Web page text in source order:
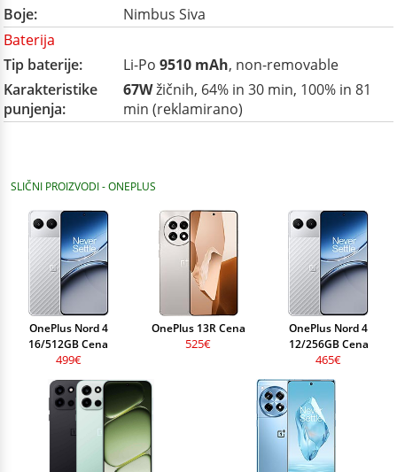
Boje:
Nimbus Siva
Baterija
Tip baterije:
Li-Po 9510 mAh, non-removable
Karakteristike
punjenja:
67Wžičnih, 64% in 30 min, 100% in 81
min (reklamirano)
SLIČNI PROIZVODI - ONEPLUS
OnePlus Nord 4
16/512GB Cena
499€
OnePlus 13R Cena
525€
OnePlus Nord 4
12/256GB Cena
465€